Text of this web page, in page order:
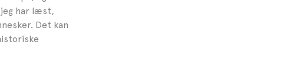
har læst,
Det kan